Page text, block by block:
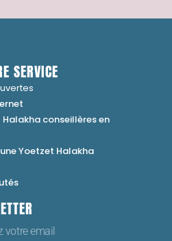
SERVICE
conseillères en
Yoetzet Halakha